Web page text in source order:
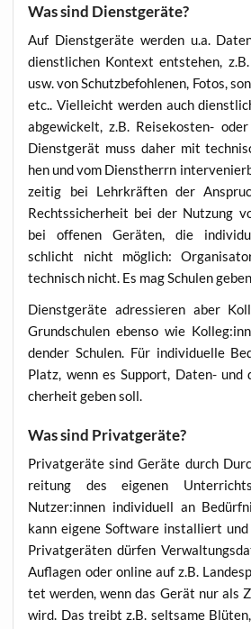
Was sind Dienstgeräte?
Auf Dienst­ge­rä­te wer­den u.a.
dienst­li­chen Kon­text ent­ste­hen,
usw. von Schutz­be­foh­le­nen, Fotos,
etc.. Viel­leicht wer­den auch
abge­wi­ckelt, z.B. Rei­se­kos­ten-
Dienst­ge­rät muss daher mit
hen und vom Dienst­herrn
zei­tig bei Lehr­kräf­ten der
Rechts­si­cher­heit bei der Nut­zung
bei offe­nen Gerä­ten, die
schlicht nicht mög­lich:
tech­nisch nicht. Es mag Schu­len
Dienst­ge­rä­te adres­sie­ren aber
Grund­schu­len eben­so wie
den­der Schu­len. Für indi­vi­du­el­le
Platz, wenn es Sup­port, Daten-
cher­heit geben soll.
Was sind Privatgeräte?
Pri­vat­ge­rä­te sind Gerä­te durch
rei­tung des eige­nen
Nutzer:innen indi­vi­du­ell an
kann eige­ne Soft­ware instal­liert
Pri­vat­ge­rä­ten dür­fen
Auf­la­gen oder online auf z.B.
tet wer­den, wenn das Gerät nur als
wird. Das treibt z.B. selt­sa­me